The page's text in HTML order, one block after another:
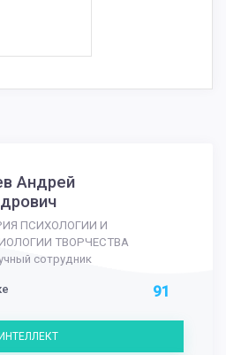
Андрей
ПСИХОЛОГИИ И
ТВОРЧЕСТВА
сотрудник
91